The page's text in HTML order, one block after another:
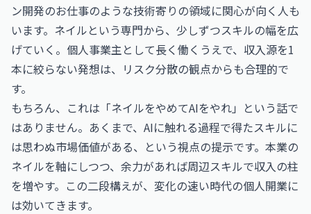
ン開発のお仕事のような技術寄りの領域に関心が向く人も
います。ネイルという専門から、少しずつスキルの幅を広
げていく。個人事業主として長く働くうえで、収入源を1
本に絞らない発想は、リスク分散の観点からも合理的で
す。
もちろん、これは「ネイルをやめてAIをやれ」という話で
はありません。あくまで、AIに触れる過程で得たスキルに
は思わぬ市場価値がある、という視点の提示です。本業の
ネイルを軸にしつつ、余力があれば周辺スキルで収入の柱
を増やす。この二段構えが、変化の速い時代の個人開業に
は効いてきます。